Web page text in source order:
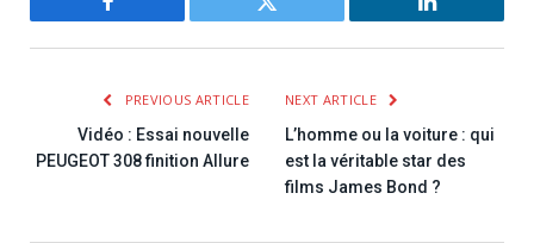
Facebook Twitter LinkedIn
PREVIOUS ARTICLE
Vidéo : Essai nouvelle
PEUGEOT 308 finition Allure
NEXT ARTICLE
L’homme ou la voiture : qui
est la véritable star des
films James Bond ?